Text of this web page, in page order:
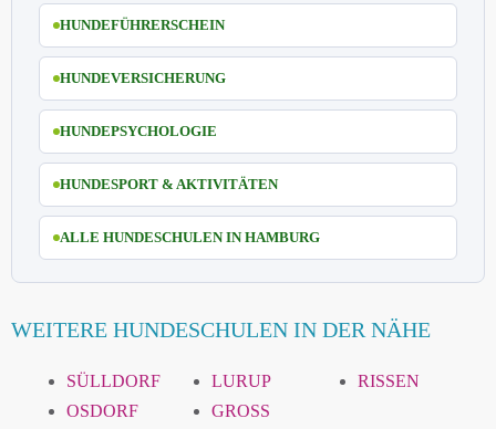
HUNDEFÜHRERSCHEIN
HUNDEVERSICHERUNG
HUNDEPSYCHOLOGIE
HUNDESPORT & AKTIVITÄTEN
ALLE HUNDESCHULEN IN HAMBURG
WEITERE HUNDESCHULEN IN DER NÄHE
SÜLLDORF
OSDORF
LURUP
GROSS F
RISSEN